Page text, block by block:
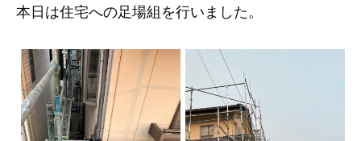
本日は住宅への足場組を行いました。